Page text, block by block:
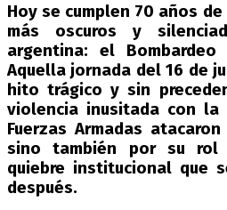
Hoy se cumplen 70 años
más oscuros y
argentina: el
Aquella jornada del 16 de
hito trágico y sin
violencia inusitada con la
Fuerzas Armadas
sino también por su rol
quiebre institucional que
después.